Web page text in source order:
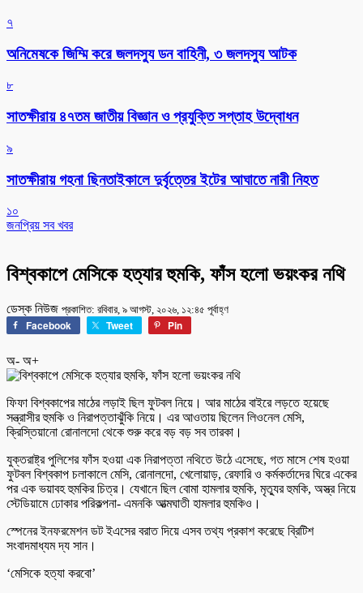
৭
অনিমেষকে জিম্মি করে জলদস্যু ডন বাহিনী, ৩ জলদস্যু আটক
৮
সাতক্ষীরায় ৪৭তম জাতীয় বিজ্ঞান ও প্রযুক্তি সপ্তাহ উদ্বোধন
৯
সাতক্ষীরায় গহনা ছিনতাইকালে দুর্বৃত্তের ইটের আঘাতে নারী নিহত
১০
জনপ্রিয় সব খবর
বিশ্বকাপে মেসিকে হত্যার হুমকি, ফাঁস হলো ভয়ংকর নথি
ডেস্ক নিউজ প্রকাশিত: রবিবার, ৯ আগস্ট, ২০২৬, ১২:৪৫ পূর্বাহ্ণ
Facebook Tweet Pin
অ- অ+
ফিফা বিশ্বকাপের মাঠের লড়াই ছিল ফুটবল নিয়ে। আর মাঠের বাইরে লড়তে হয়েছে
সন্ত্রাসীর হুমকি ও নিরাপত্তাঝুঁকি নিয়ে। এর আওতায় ছিলেন লিওনেল মেসি,
ক্রিস্তিয়ানো রোনালদো থেকে শুরু করে বড় বড় সব তারকা।
যুক্তরাষ্ট্র পুলিশের ফাঁস হওয়া এক নিরাপত্তা নথিতে উঠে এসেছে, গত মাসে শেষ হওয়া
ফুটবল বিশ্বকাপ চলাকালে মেসি, রোনালদো, খেলোয়াড়, রেফারি ও কর্মকর্তাদের ঘিরে একের
পর এক ভয়াবহ হুমকির চিত্র। যেখানে ছিল বোমা হামলার হুমকি, মৃত্যুর হুমকি, অস্ত্র নিয়ে
স্টেডিয়ামে ঢোকার পরিকল্পনা- এমনকি আত্মঘাতী হামলার হুমকিও।
স্পেনের ইনফরমেশন ডট ইএসের বরাত দিয়ে এসব তথ্য প্রকাশ করেছে ব্রিটিশ
সংবাদমাধ্যম দ্য সান।
‘মেসিকে হত্যা করবো’